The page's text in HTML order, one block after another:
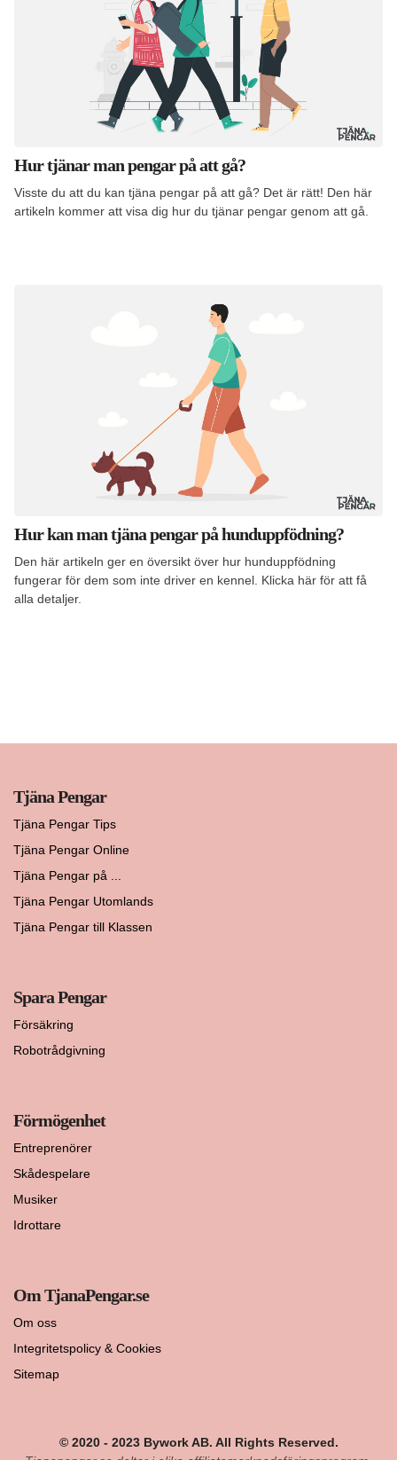
Hur tjänar man pengar på att gå?
Visste du att du kan tjäna pengar på att gå? Det är rätt! Den här
artikeln kommer att visa dig hur du tjänar pengar genom att gå.
Hur kan man tjäna pengar på hunduppfödning?
Den här artikeln ger en översikt över hur hunduppfödning
fungerar för dem som inte driver en kennel. Klicka här för att få
alla detaljer.
Tjäna Pengar
Tjäna Pengar Tips
Tjäna Pengar Online
Tjäna Pengar på ...
Tjäna Pengar Utomlands
Tjäna Pengar till Klassen
Spara Pengar
Försäkring
Robotrådgivning
Förmögenhet
Entreprenörer
Skådespelare
Musiker
Idrottare
Om TjanaPengar.se
Om oss
Integritetspolicy & Cookies
Sitemap
© 2020 - 2023 Bywork AB. All Rights Reserved.